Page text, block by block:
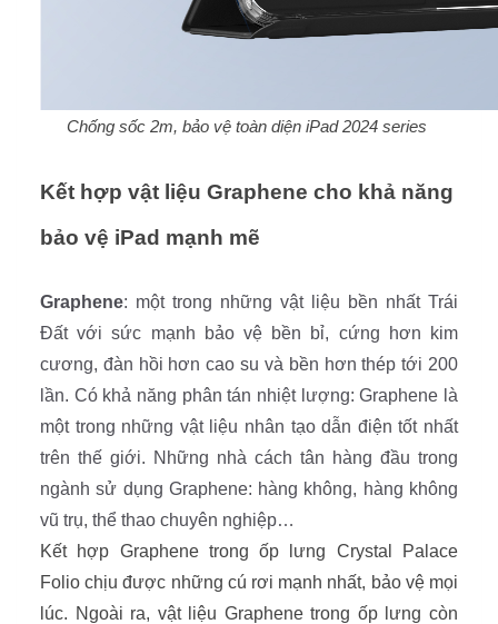
Chống sốc 2m, bảo vệ toàn diện iPad 2024 series
Kết hợp vật liệu Graphene cho khả năng
bảo vệ iPad mạnh mẽ
Graphene: một trong những vật liệu bền nhất Trái
Đất với sức mạnh bảo vệ bền bỉ, cứng hơn kim
cương, đàn hồi hơn cao su và bền hơn thép tới 200
lần. Có khả năng phân tán nhiệt lượng: Graphene là
một trong những vật liệu nhân tạo dẫn điện tốt nhất
trên thế giới. Những nhà cách tân hàng đầu trong
ngành sử dụng Graphene: hàng không, hàng không
vũ trụ, thể thao chuyên nghiệp…
Kết hợp Graphene trong ốp lưng Crystal Palace
Folio chịu được những cú rơi mạnh nhất, bảo vệ mọi
lúc. Ngoài ra, vật liệu Graphene trong ốp lưng còn